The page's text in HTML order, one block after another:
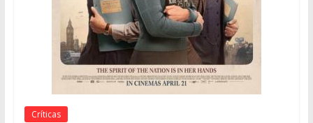
Críticas